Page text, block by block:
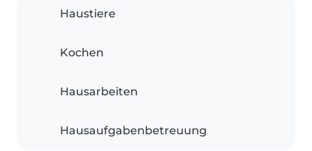
Haustiere
Kochen
Hausarbeiten
Hausaufgabenbetreuung